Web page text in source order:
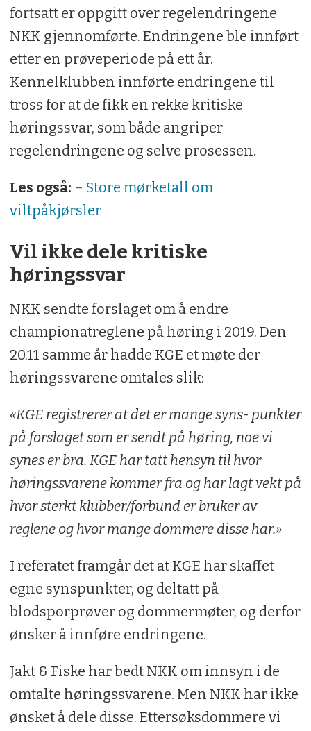
fortsatt er oppgitt over regelendringene
NKK gjennomførte. Endringene ble innført
etter en prøveperiode på ett år.
Kennelklubben innførte endringene til
tross for at de fikk en rekke kritiske
høringssvar, som både angriper
regelendringene og selve prosessen.
Les også: – Store mørketall om
viltpåkjørsler
Vil ikke dele kritiske
høringssvar
NKK sendte forslaget om å endre
championatreglene på høring i 2019. Den
20.11 samme år hadde KGE et møte der
høringssvarene omtales slik:
«KGE registrerer at det er mange syns- punkter
på forslaget som er sendt på høring, noe vi
synes er bra. KGE har tatt hensyn til hvor
høringssvarene kommer fra og har lagt vekt på
hvor sterkt klubber/forbund er bruker av
reglene og hvor mange dommere disse har.»
I referatet framgår det at KGE har skaffet
egne synspunkter, og deltatt på
blodsporprøver og dommermøter, og derfor
ønsker å innføre endringene.
Jakt & Fiske har bedt NKK om innsyn i de
omtalte høringssvarene. Men NKK har ikke
ønsket å dele disse. Ettersøksdommere vi